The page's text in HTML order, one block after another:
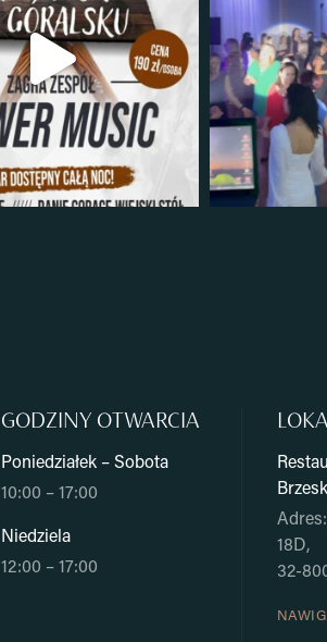
GODZINY OTWARCIA
Poniedziałek – Sobota
10:00 – 17:00
Niedziela
12:00 – 17:00
18D,
32-